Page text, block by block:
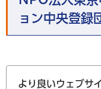
ョン中央登録
より良いウェブサ